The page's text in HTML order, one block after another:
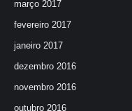
março 2017
fevereiro 2017
janeiro 2017
dezembro 2016
novembro 2016
outubro 2016